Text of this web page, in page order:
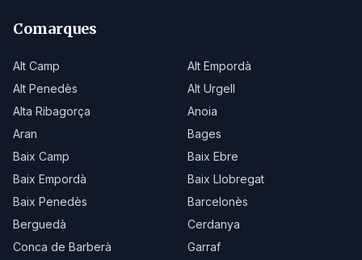
Comarques
Alt Camp
Alt Empordà
Alt Penedès
Alt Urgell
Alta Ribagorça
Anoia
Aran
Bages
Baix Camp
Baix Ebre
Baix Empordà
Baix Llobregat
Baix Penedès
Barcelonès
Berguedà
Cerdanya
Conca de Barberà
Garraf